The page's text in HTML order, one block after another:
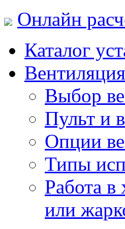
Онлайн
Каталог
Выбор
Пульт и
Опции
Типы
Работа в
или